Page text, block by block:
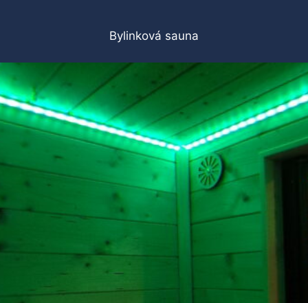
Bylinková sauna